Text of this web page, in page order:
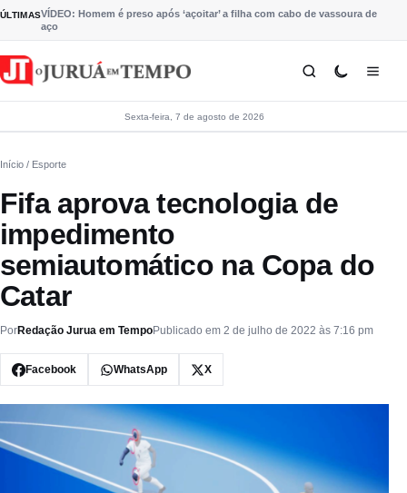
Pular para o conteúdo
ÚLTIMASVÍDEO: Homem é preso após ‘açoitar’ a filha com cabo de vassoura de
aço
Sexta-feira, 7 de agosto de 2026
Início / Esporte
Fifa aprova tecnologia de
impedimento
semiautomático na Copa do
Catar
PorRedação Jurua em TempoPublicado em 2 de julho de 2022 às 7:16 pm
Facebook WhatsApp X